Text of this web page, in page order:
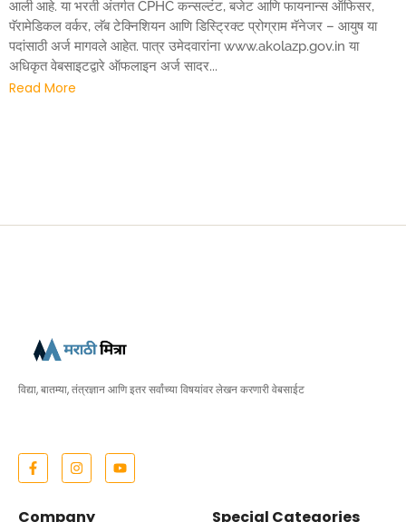
आली आहे. या भरती अंतर्गत CPHC कन्सल्टंट, बजेट आणि फायनान्स ऑफिसर,
पॅरामेडिकल वर्कर, लॅब टेक्निशियन आणि डिस्ट्रिक्ट प्रोग्राम मॅनेजर – आयुष या
पदांसाठी अर्ज मागवले आहेत. पात्र उमेदवारांना www.akolazp.gov.in या
अधिकृत वेबसाइटद्वारे ऑफलाइन अर्ज सादर...
Read More
विद्या, बातम्या, तंत्रज्ञान आणि इतर सर्वांच्या विषयांवर लेखन करणारी वेबसाईट
Company Special Categories